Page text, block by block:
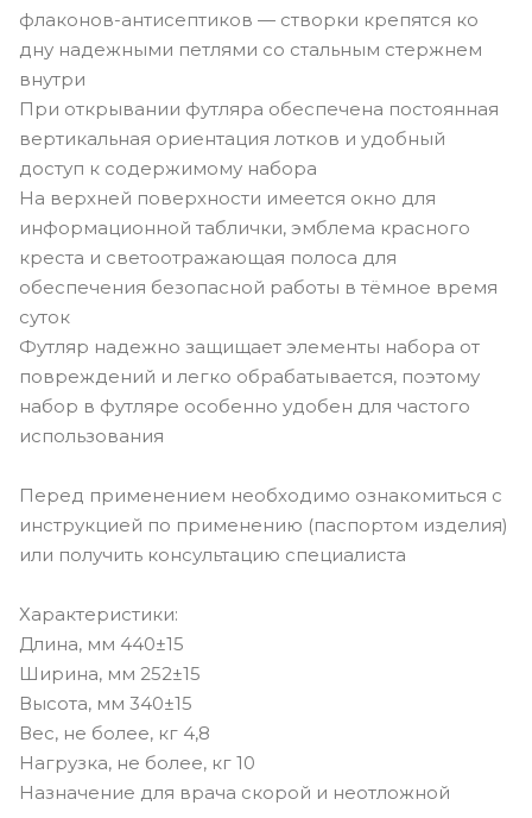
флаконов-антисептиков — створки крепятся ко
дну надежными петлями со стальным стержнем
внутри
При открывании футляра обеспечена постоянная
вертикальная ориентация лотков и удобный
доступ к содержимому набора
На верхней поверхности имеется окно для
информационной таблички, эмблема красного
креста и светоотражающая полоса для
обеспечения безопасной работы в тёмное время
суток
Футляр надежно защищает элементы набора от
повреждений и легко обрабатывается, поэтому
набор в футляре особенно удобен для частого
использования
Перед применением необходимо ознакомиться с
инструкцией по применению (паспортом изделия)
или получить консультацию специалиста
Характеристики:
Длина, мм 440±15
Ширина, мм 252±15
Высота, мм 340±15
Вес, не более, кг 4,8
Нагрузка, не более, кг 10
Назначение для врача скорой и неотложной